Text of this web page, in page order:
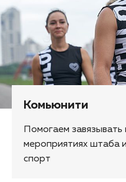
Комьюнити
Помогаем
мероприятиях штаба
спорт